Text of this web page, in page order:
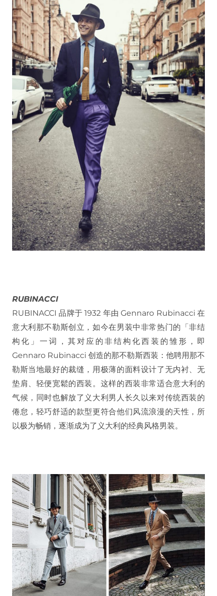
RUBINACCI
RUBINACCI 品牌于 1932 年由 Gennaro Rubinacci 在
意大利那不勒斯创立，如今在男装中非常热门的「非结
构化」一词，其对应的非结构化西装的雏形，即
Gennaro Rubinacci 创造的那不勒斯西装：他聘用那不
勒斯当地最好的裁缝，用极薄的面料设计了无内衬、无
垫肩、轻便宽鬆的西装。这样的西装非常适合意大利的
气候，同时也解放了义大利男人长久以来对传统西装的
倦怠，轻巧舒适的款型更符合他们风流浪漫的天性，所
以极为畅销，逐渐成为了义大利的经典风格男装。